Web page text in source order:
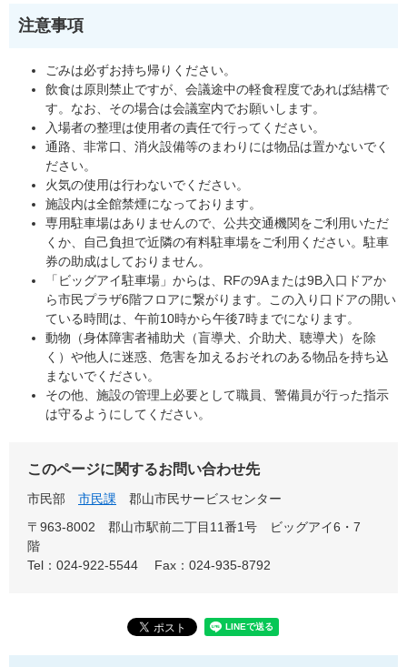
注意事項
ごみは必ずお持ち帰りください。
飲食は原則禁止ですが、会議途中の軽食程度であれば結構で
す。なお、その場合は会議室内でお願いします。
入場者の整理は使用者の責任で行ってください。
通路、非常口、消火設備等のまわりには物品は置かないでく
ださい。
火気の使用は行わないでください。
施設内は全館禁煙になっております。
専用駐車場はありませんので、公共交通機関をご利用いただ
くか、自己負担で近隣の有料駐車場をご利用ください。駐車
券の助成はしておりません。
「ビッグアイ駐車場」からは、RFの9Aまたは9B入口ドアか
ら市民プラザ6階フロアに繋がります。この入り口ドアの開い
ている時間は、午前10時から午後7時までになります。
動物（身体障害者補助犬（盲導犬、介助犬、聴導犬）を除
く）や他人に迷惑、危害を加えるおそれのある物品を持ち込
まないでください。
その他、施設の管理上必要として職員、警備員が行った指示
は守るようにしてください。
このページに関するお問い合わせ先
市民部 市民課
郡山市民サービスセンター
〒963-8002 郡山市駅前二丁目11番1号 ビッグアイ6・7
階
Tel：024-922-5544
Fax：024-935-8792